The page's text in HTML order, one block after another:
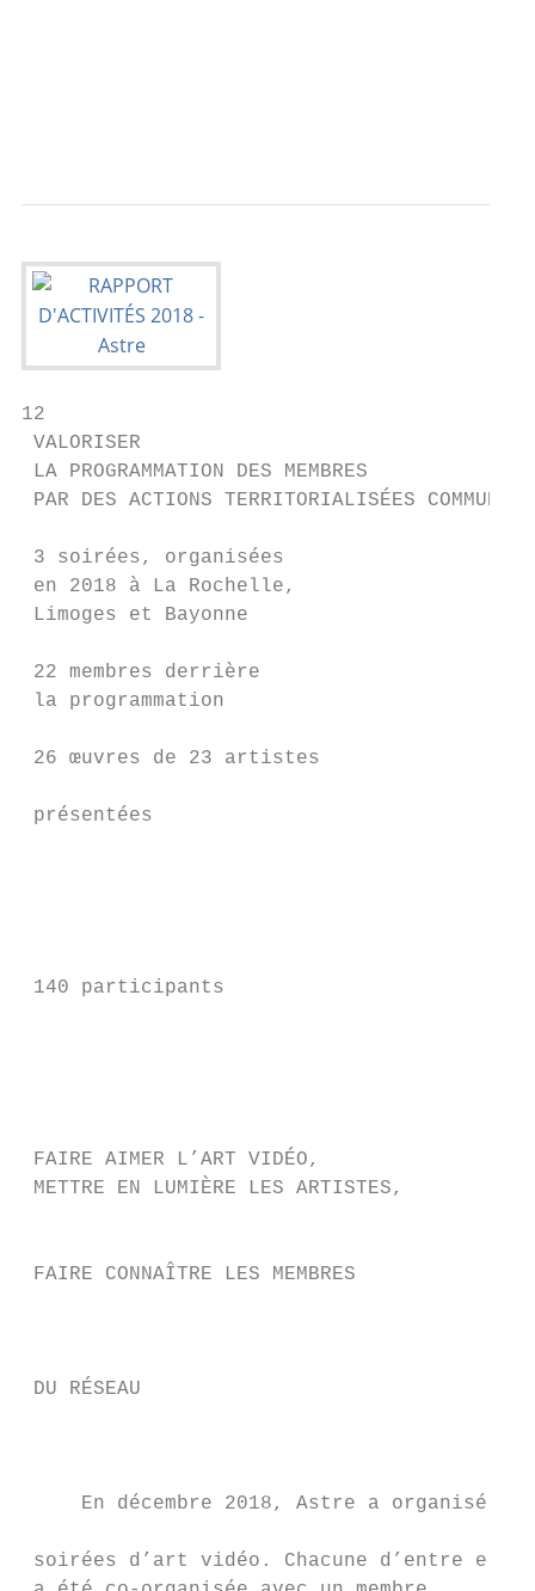
12                                                                                                                                                                                                                                                   13
 VALORISER
 LA PROGRAMMATION DES MEMBRES
 PAR DES ACTIONS TERRITORIALISÉES COMMUNES

 3 soirées, organisées                          LA ROCHELLE                                                                                                LIMOGES,                                         BAYONNE
 en 2018 à La Rochelle,                         — 14 DÉCEMBRE                                                                                              — 18 DÉCEMBRE                                    — 21 DÉCEMBRE
 Limoges et Bayonne
                                                    Une soirée co-organisée avec                                                                               Une soirée co-organisée avec                     Une soirée co-organisée avec
 22 membres derrière                            le Centre Intermondes, avec pour                                                                           LAC&S Lavitrine, avec pour programmation         Le Second Jeudi, avec la participation
 la programmation                               programmation artistique complémentaire                                                                    artistique complémentaire la visite              du Musée Basque et de l’histoire de